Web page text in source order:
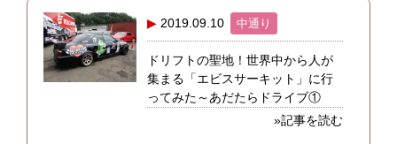
2019.09.10 中通り
ドリフトの聖地！世界中から人が
集まる「エビスサーキット」に行
ってみた～あだたらドライブ①
»記事を読む